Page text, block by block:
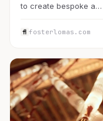
to create bespoke a…
fosterlomas.com